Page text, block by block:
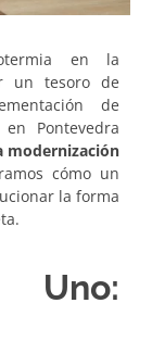
en la
un tesoro de
de
Pontevedra
modernización
cómo un
la forma